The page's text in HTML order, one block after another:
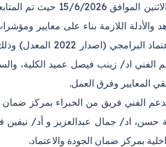
لكلية الهندسة ببنها
والأدلة اللازمة بناء على معايير
2015 المعدل)
الفني اد/ زينب فيصل عميد الكلية،
المعايير وفرق العمل.
الفني فريق من الخبراء بمركز
حسن، اد/ جمال عبدالعزيز و أد/
بمركز ضمان الجودة والاعتماد.